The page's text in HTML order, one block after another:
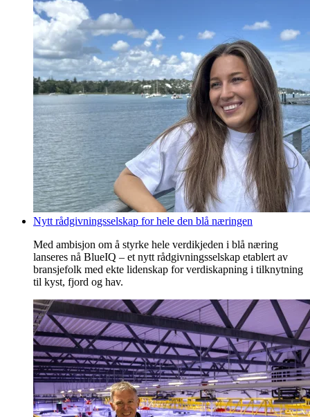
Nytt rådgivningsselskap for hele den blå næringen
Med ambisjon om å styrke hele verdikjeden i blå næring
lanseres nå BlueIQ – et nytt rådgivningsselskap etablert av
bransjefolk med ekte lidenskap for verdiskapning i tilknytning
til kyst, fjord og hav.